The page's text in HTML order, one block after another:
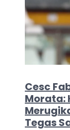
Cesc
Morata:
Tegas